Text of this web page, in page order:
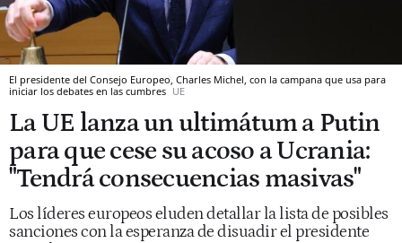
El presidente del Consejo Europeo, Charles Michel, con la campana que usa para
iniciar los debates en las cumbres UE
La UE lanza un ultimátum a Putin
para que cese su acoso a Ucrania:
"Tendrá consecuencias masivas"
Los líderes europeos eluden detallar la lista de posibles
sanciones con la esperanza de disuadir el presidente